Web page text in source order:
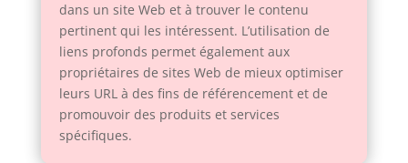
dans un site Web et à trouver le contenu
pertinent qui les intéressent. L’utilisation de
liens profonds permet également aux
propriétaires de sites Web de mieux optimiser
leurs URL à des fins de référencement et de
promouvoir des produits et services
spécifiques.